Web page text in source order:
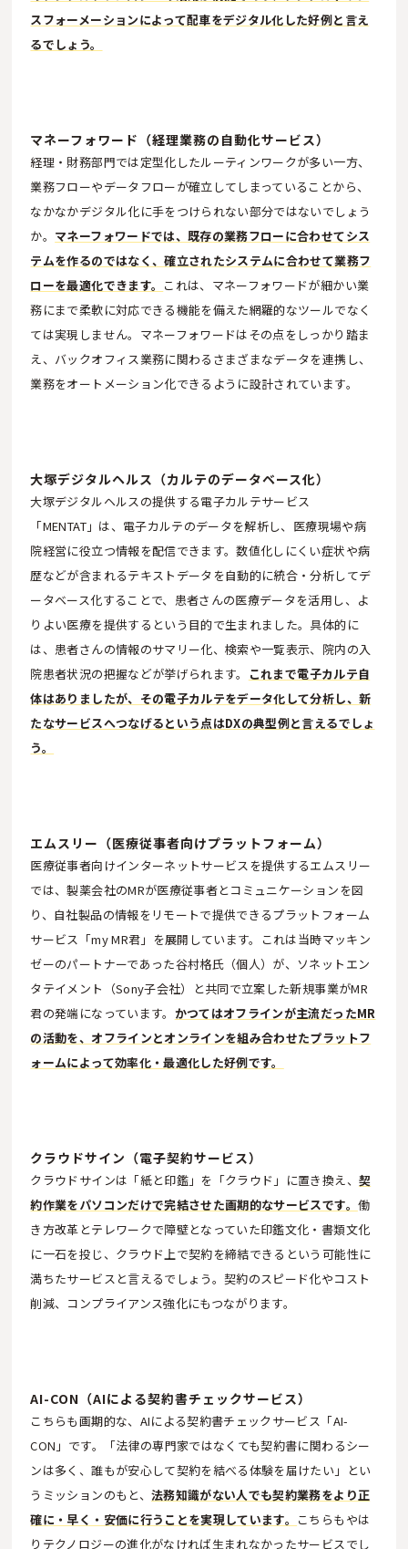
スフォーメーションによって配車をデジタル化した好例と言え
るでしょう。
マネーフォワード（経理業務の自動化サービス）
経理・財務部門では定型化したルーティンワークが多い一方、
業務フローやデータフローが確立してしまっていることから、
なかなかデジタル化に手をつけられない部分ではないでしょう
か。 マネーフォワードでは、既存の業務フローに合わせてシス
テムを作るのではなく、確立されたシステムに合わせて業務フ
ローを最適化できます。 これは、マネーフォワードが細かい業
務にまで柔軟に対応できる機能を備えた網羅的なツールでなく
ては実現しません。マネーフォワードはその点をしっかり踏ま
え、バックオフィス業務に関わるさまざまなデータを連携し、
業務をオートメーション化できるように設計されています。
大塚デジタルヘルス（カルテのデータベース化）
大塚デジタルヘルスの提供する電子カルテサービス
「MENTAT」は、電子カルテのデータを解析し、医療現場や病
院経営に役立つ情報を配信できます。数値化しにくい症状や病
歴などが含まれるテキストデータを自動的に統合・分析してデ
ータベース化することで、患者さんの医療データを活用し、よ
りよい医療を提供するという目的で生まれました。具体的に
は、患者さんの情報のサマリー化、検索や一覧表示、院内の入
院患者状況の把握などが挙げられます。
これまで電子カルテ自
体はありましたが、その電子カルテをデータ化して分析し、新
たなサービスへつなげるという点はDXの典型例と言えるでしょ
う。
エムスリー（医療従事者向けプラットフォーム）
医療従事者向けインターネットサービスを提供するエムスリー
では、製薬会社のMRが医療従事者とコミュニケーションを図
り、自社製品の情報をリモートで提供できるプラットフォーム
サービス「my MR君」を展開しています。これは当時マッキン
ゼーのパートナーであった谷村格氏（個人）が、ソネットエン
タテイメント（Sony子会社）と共同で立案した新規事業がMR
君の発端になっています。 かつてはオフラインが主流だったMR
の活動を、オフラインとオンラインを組み合わせたプラットフ
ォームによって効率化・最適化した好例です。
クラウドサイン（電子契約サービス）
クラウドサインは「紙と印鑑」を「クラウド」に置き換え、 契
約作業をパソコンだけで完結させた画期的なサービスです。 働
き方改革とテレワークで障壁となっていた印鑑文化・書類文化
に一石を投じ、クラウド上で契約を締結できるという可能性に
満ちたサービスと言えるでしょう。契約のスピード化やコスト
削減、コンプライアンス強化にもつながります。
AI-CON（AIによる契約書チェックサービス）
こちらも画期的な、AIによる契約書チェックサービス「AI-
CON」です。「法律の専門家ではなくても契約書に関わるシー
ンは多く、誰もが安心して契約を結べる体験を届けたい」とい
うミッションのもと、 法務知識がない人でも契約業務をより正
確に・早く・安価に行うことを実現しています。 こちらもやは
りテクノロジーの進化がなければ生まれなかったサービスでし